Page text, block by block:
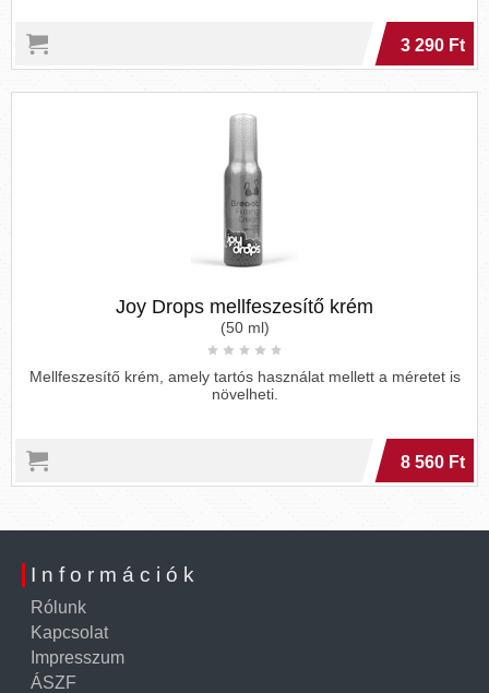
3 290 Ft
Joy Drops mellfeszesítő krém
(50 ml)
Mellfeszesítő krém, amely tartós használat mellett a méretet is
növelheti.
8 560 Ft
Információk
Rólunk
Kapcsolat
Impresszum
ÁSZF